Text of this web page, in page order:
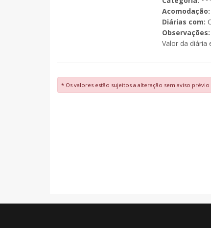
Acomodação:
Diárias com:
Observações:
Valor da diária
* Os valores estão sujeitos a alteração sem aviso